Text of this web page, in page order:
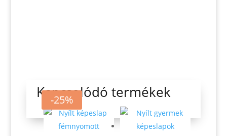
Kapcsolódó termékek
-25%